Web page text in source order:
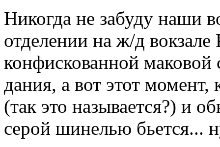
Никогда не забуду наши
отделении на ж/д
конфискован­ной
дания, а вот этот момент,
(так это называется?) и
серой шинелью бьется...